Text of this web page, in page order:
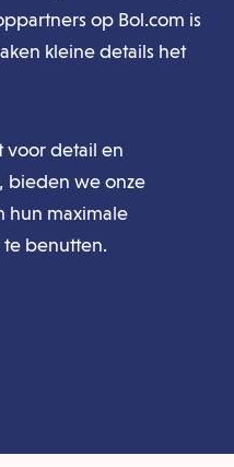
op Bol.com is
kleine details het
voor detail en
bieden we onze
hun maximale
benutten.